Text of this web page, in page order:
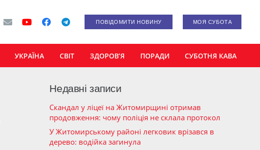
ПОВІДОМИТИ НОВИНУ МОЯ СУБОТА
УКРАЇНА СВІТ ЗДОРОВ’Я ПОРАДИ СУБОТНЯ КАВА
Недавні записи
Скандал у ліцеї на Житомирщині отримав
продовження: чому поліція не склала протокол
У Житомирському районі легковик врізався в
дерево: водійка загинула